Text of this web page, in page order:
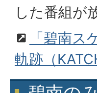
した番組が
「碧南
軌跡（